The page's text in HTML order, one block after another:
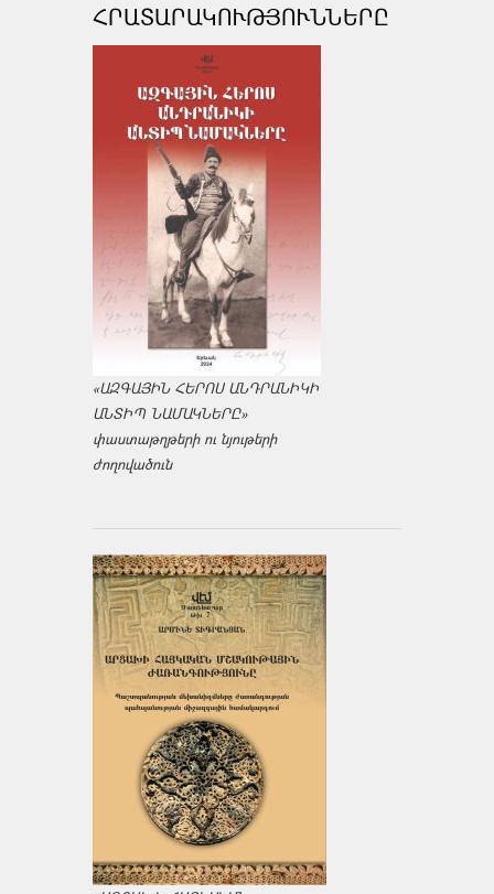
ՀՐԱՏԱՐԱԿՈՒԹՅՈՒՆՆԵՐԸ
«ԱԶԳԱՅԻՆ ՀԵՐՈՍ ԱՆԴՐԱՆԻԿԻ
ԱՆՏԻՊ ՆԱՄԱԿՆԵՐԸ»
փաստաթղթերի ու նյութերի
ժողովածուն